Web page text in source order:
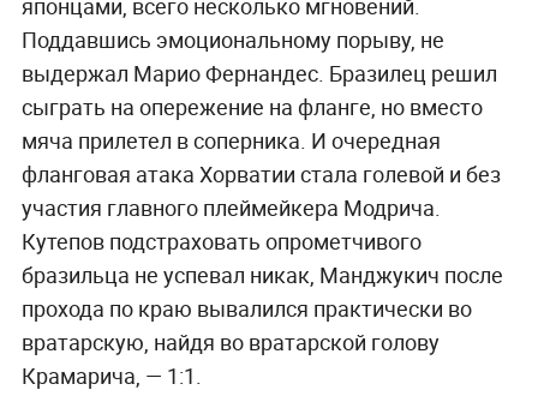
японцами, всего несколько мгновений.
Поддавшись эмоциональному порыву, не
выдержал Марио Фернандес. Бразилец решил
сыграть на опережение на фланге, но вместо
мяча прилетел в соперника. И очередная
фланговая атака Хорватии стала голевой и без
участия главного плеймейкера Модрича.
Кутепов подстраховать опрометчивого
бразильца не успевал никак, Манджукич после
прохода по краю вывалился практически во
вратарскую, найдя во вратарской голову
Крамарича, — 1:1.